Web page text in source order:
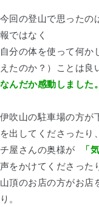
今回の登山で思ったの
報ではなく
自分の体を使って何か
えたのか？）ことは良
なんだか感動しました。
伊吹山の駐車場の方が
を出してくださった
チ屋さんの奥様が
「
声をかけてくださった
山頂のお店の方がお店
り。